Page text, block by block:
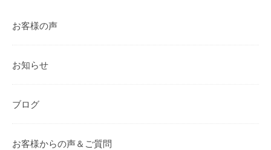
お客様の声
お知らせ
ブログ
お客様からの声＆ご質問